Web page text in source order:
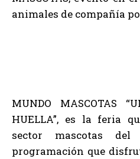
animales de compañía
MUNDO MASCOTAS
HUELLA”, es la feria
sector mascotas
programación que